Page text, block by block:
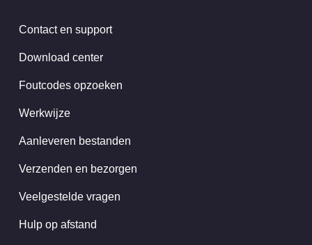
Contact en support
Download center
Foutcodes opzoeken
Werkwijze
Aanleveren bestanden
Verzenden en bezorgen
Veelgestelde vragen
Hulp op afstand